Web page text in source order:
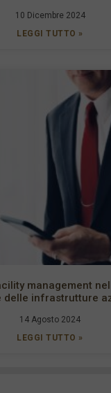
10 Dicembre 2024
LEGGI TUTTO »
management
delle infrastrutture
14 Agosto 2024
LEGGI TUTTO »